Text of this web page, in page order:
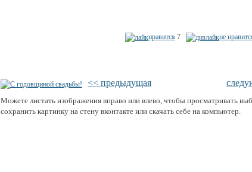
нравится 7 не
<< предыдущая
Можете листать изображения вправо или влево, чтобы просматривать
сохранить картинку на стену вконтакте или скачать себе на компьютер.